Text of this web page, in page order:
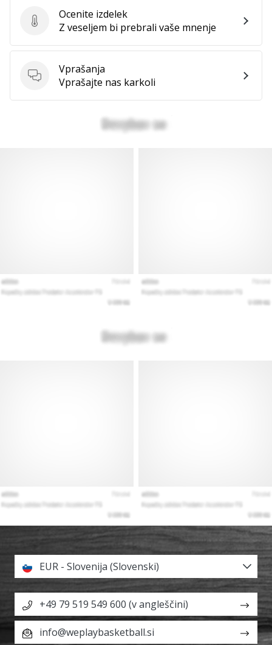
Ocenite izdelek
Ocenite izdelek
Z veseljem bi prebrali vaše mnenje
Vprašanja
Vprašanja
Vprašajte nas karkoli
EUR - Slovenija (Slovenski)
+49 79 519 549 600 (v angleščini)
info@weplaybasketball.si